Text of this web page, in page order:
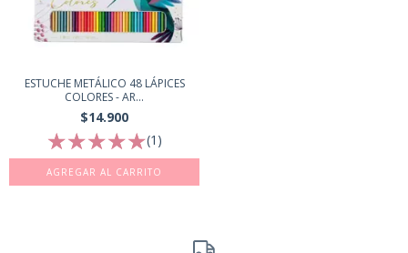
ESTUCHE METÁLICO 48 LÁPICES
COLORES - AR...
$14.900
(1)